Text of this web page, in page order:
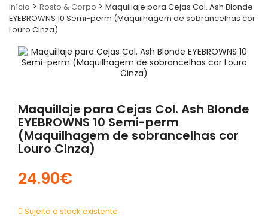
Início > Rosto & Corpo > Maquillaje para Cejas Col. Ash Blonde
EYEBROWNS 10 Semi-perm (Maquilhagem de sobrancelhas cor
Louro Cinza)
Maquillaje para Cejas Col. Ash Blonde
EYEBROWNS 10 Semi-perm
(Maquilhagem de sobrancelhas cor
Louro Cinza)
24.90€
Sujeito a stock existente